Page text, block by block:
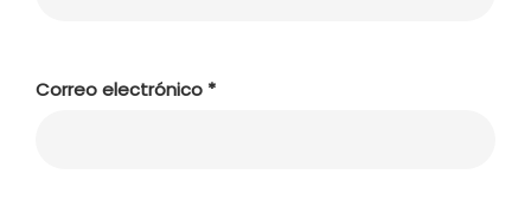
Correo electrónico *